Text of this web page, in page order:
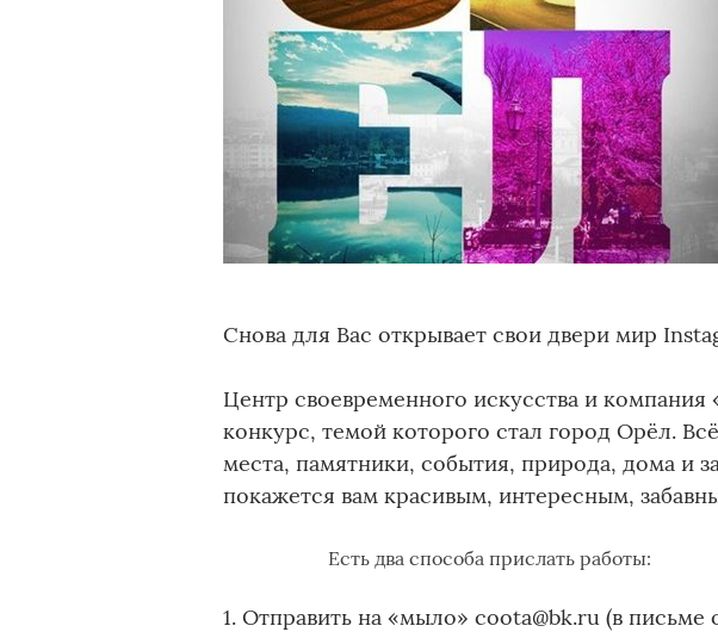
Снова для Вас открывает свои двери мир
Центр своевременного искусства и
конкурс, темой которого стал город Орёл.
места, памятники, события, природа, дома и
покажется вам красивым, интересным,
Есть два способа прислать работы:
1. Отправить на «мыло» coota@bk.ru (в письме